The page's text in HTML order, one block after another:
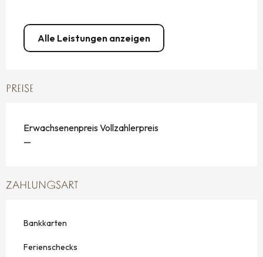
Alle Leistungen anzeigen
PREISE
Erwachsenenpreis Vollzahlerpreis
—
ZAHLUNGSART
Bankkarten
Ferienschecks